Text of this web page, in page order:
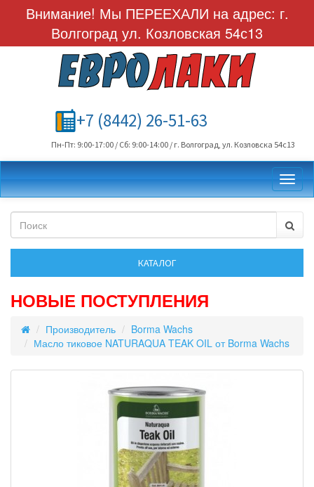
Внимание! Мы ПЕРЕЕХАЛИ на адрес: г.
Волгоград ул. Козловская 54с13
+7 (8442) 26-51-63
Пн-Пт: 9:00-17:00 / Сб: 9:00-14:00 / г. Волгоград, ул. Козловска 54с13
НОВЫЕ ПОСТУПЛЕНИЯ
Производитель
Borma Wachs
Масло тиковое NATURAQUA TEAK OIL от Borma Wachs